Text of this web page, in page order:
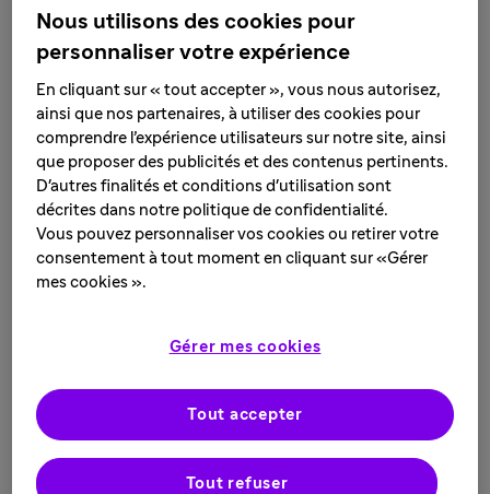
Sanofi et HEC Paris lancent la « Sanofi
MBA Life Sciences Scholarship » pour
accompagner les futurs leaders de la
santé
Lire le communiqué
3 juin 2026
Sanofi fédère l’écosystème de santé pour
31 mars 2026
Nous utilisons des cookies pour
personnaliser votre expérience
En cliquant sur « tout accepter », vous nous autorisez,
ainsi que nos partenaires, à utiliser des cookies pour
comprendre l’expérience utilisateurs sur notre site, ainsi
que proposer des publicités et des contenus pertinents.
D'autres finalités et conditions d'utilisation sont
décrites dans notre politique de confidentialité.
Vous pouvez personnaliser vos cookies ou retirer votre
consentement à tout moment en cliquant sur «Gérer
mes cookies ».
Gérer mes cookies
Tout refuser
Tout accepter